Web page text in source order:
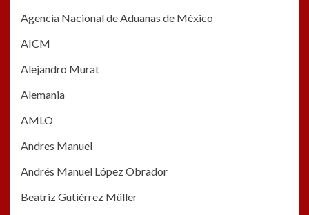
Agencia Nacional de Aduanas de México
AICM
Alejandro Murat
Alemania
AMLO
Andres Manuel
Andrés Manuel López Obrador
Beatriz Gutiérrez Müller